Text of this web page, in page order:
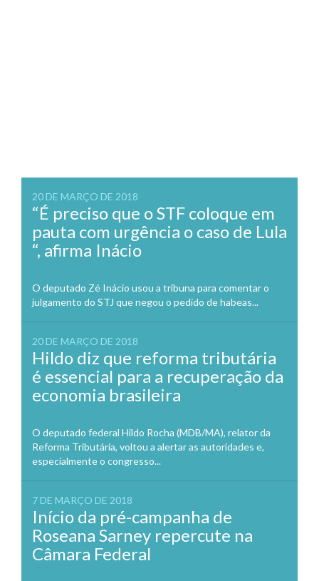
20 DE MARÇO DE 2018
“É preciso que o STF coloque em
pauta com urgência o caso de Lula
“, afirma Inácio
O deputado Zé Inácio usou a tribuna para comentar o
julgamento do STJ que negou o pedido de habeas...
20 DE MARÇO DE 2018
Hildo diz que reforma tributária
é essencial para a recuperação da
economia brasileira
O deputado federal Hildo Rocha (MDB/MA), relator da
Reforma Tributária, voltou a alertar as autoridades e,
especialmente o congresso...
7 DE MARÇO DE 2018
Início da pré-campanha de
Roseana Sarney repercute na
Câmara Federal